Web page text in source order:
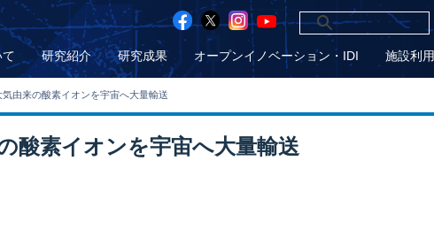
研究紹介 研究成果 オープンイノベーション・IDI 施設利用
由来の酸素イオンを宇宙へ大量輸送
酸素イオンを宇宙へ大量輸送